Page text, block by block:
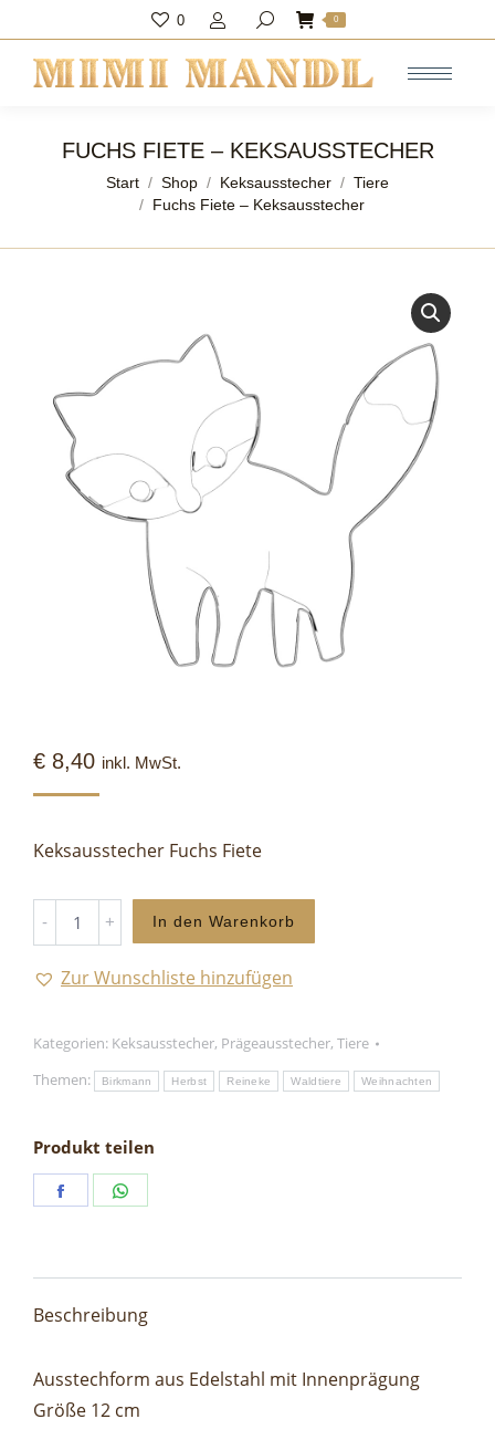
0 Search: 0
FUCHS FIETE – KEKSAUSSTECHER
Sie befinden sich hier:
Start Shop Keksausstecher
Tiere
Fuchs Fiete – Keksausstecher
€ 8,40 inkl. MwSt.
Keksausstecher Fuchs Fiete
Fuchs
Fiete
-
quantity
In den Warenkorb
Zur Wunschliste hinzufügen
Kategorien: Keksausstecher, Prägeausstecher, Tiere
Themen:
Birkmann Herbst Reineke Waldtiere Weihnachten
Produkt teilen
Share
Beschreibung
Ausstechform aus Edelstahl mit Innenprägung
Größe 12 cm